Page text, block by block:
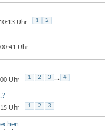
Uhr 1 2
Uhr
Uhr 1 2 3 ... 4
Uhr 1 2 3